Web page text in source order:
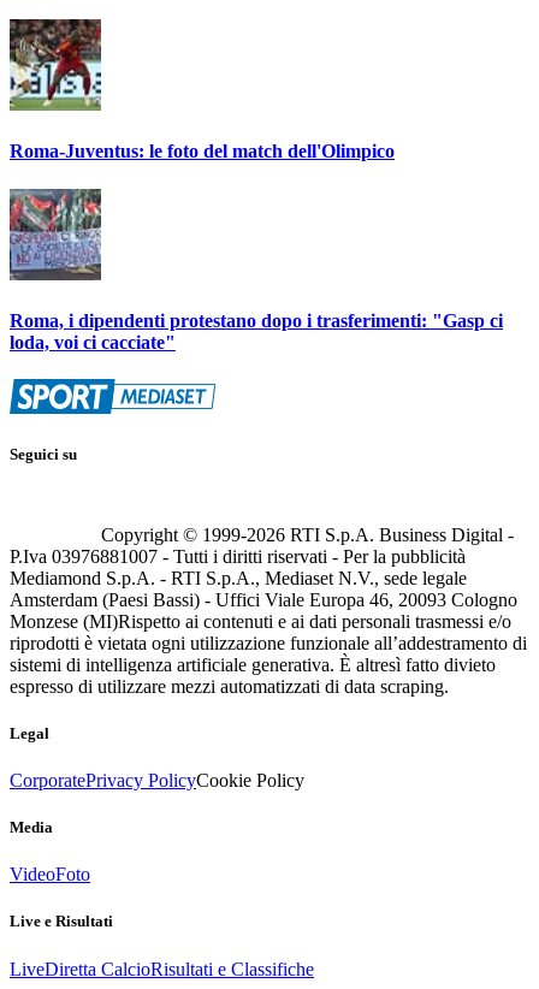
Roma-Juventus: le foto del match dell'Olimpico
Roma, i dipendenti protestano dopo i trasferimenti: "Gasp ci
loda, voi ci cacciate"
Seguici su
Copyright © 1999-2026 RTI S.p.A. Business Digital -
P.Iva 03976881007 - Tutti i diritti riservati - Per la pubblicità
Mediamond S.p.A. - RTI S.p.A., Mediaset N.V., sede legale
Amsterdam (Paesi Bassi) - Uffici Viale Europa 46, 20093 Cologno
Monzese (MI)Rispetto ai contenuti e ai dati personali trasmessi e/o
riprodotti è vietata ogni utilizzazione funzionale all’addestramento di
sistemi di intelligenza artificiale generativa. È altresì fatto divieto
espresso di utilizzare mezzi automatizzati di data scraping.
Legal
CorporatePrivacy PolicyCookie Policy
Media
VideoFoto
Live e Risultati
LiveDiretta CalcioRisultati e Classifiche